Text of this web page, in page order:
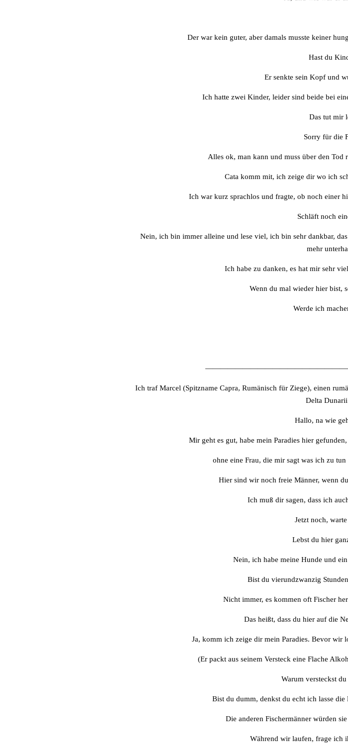
Der war kein guter, aber damals musste keiner
Hast du
Er senkte sein Kopf und
Ich hatte zwei Kinder, leider sind beide bei
Das tut mir
Sorry für die
Alles ok, man kann und muss über den Tod
Cata komm mit, ich zeige dir wo ich
Ich war kurz sprachlos und fragte, ob noch einer
Schläft noch
Nein, ich bin immer alleine und lese viel, ich bin sehr dankbar,
mehr
Ich habe zu danken, es hat mir sehr
Wenn du mal wieder hier bist,
Werde ich
Ich traf Marcel (Spitzname Capra, Rumänisch für Ziege), einen
Delta
Hallo, na wie
Mir geht es gut, habe mein Paradies hier
ohne eine Frau, die mir sagt was ich zu
Hier sind wir noch freie Männer, wenn
Ich muß dir sagen, dass ich
Jetzt noch,
Lebst du hier
Nein, ich habe meine Hunde und
Bist du vierundzwanzig
Nicht immer, es kommen oft Fischer
Das heißt, dass du hier auf die
Ja, komm ich zeige dir mein Paradies. Bevor wir
(Er packt aus seinem Versteck eine Flache
Warum versteckst du
Bist du dumm, denkst du echt ich lasse die
Die anderen Fischermänner würden
Während wir laufen, frage ich